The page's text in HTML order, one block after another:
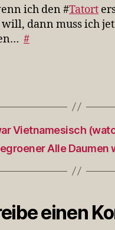
ich den #Tatort
will, dann muss ich
#
Vietnamesisch
Alle Daumen
einen